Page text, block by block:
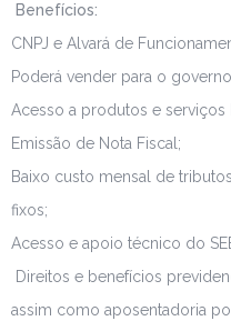
Benefícios:
CNPJ e Alvará de
Poderá vender para o
Acesso a produtos e
Emissão de Nota Fiscal;
Baixo custo mensal de
fixos;
Acesso e apoio técnico do
Direitos e benefícios
assim como aposentadoria